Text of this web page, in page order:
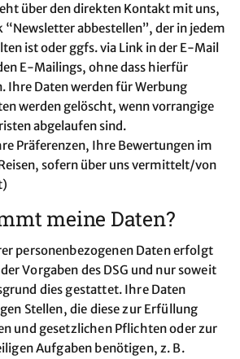
über den direkten Kontakt mit uns,
“Newsletter abbestellen”, der in jedem
ist oder ggfs. via Link in der E-Mail
E-Mailings, ohne dass hierfür
Ihre Daten werden für Werbung
werden gelöscht, wenn vorrangige
abgelaufen sind.
Präferenzen, Ihre Bewertungen im
sofern über uns vermittelt/von
meine Daten?
personenbezogenen Daten erfolgt
Vorgaben des DSG und nur soweit
dies gestattet. Ihre Daten
Stellen, die diese zur Erfüllung
und gesetzlichen Pflichten oder zur
Aufgaben benötigen, z. B.